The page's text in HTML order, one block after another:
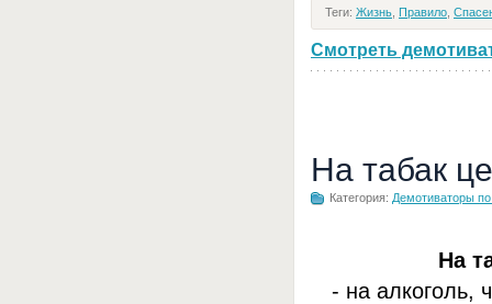
Теги: Жизнь Правило
Смотреть
На табак
Категория: Демотиваторы
На
- на алкоголь,